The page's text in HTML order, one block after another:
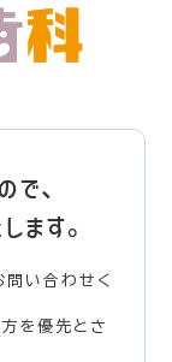
で、
ます。
い合わせく
を優先とさ